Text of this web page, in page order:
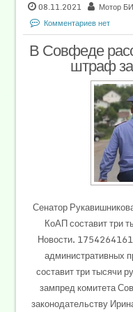
08.11.2021 Мотор БИ
Комментариев нет
В Совфеде
штраф
Сенатор
КоАП составит три
Новости. 1754264161
административных
составит три тысячи
зампред комитета
законодательству